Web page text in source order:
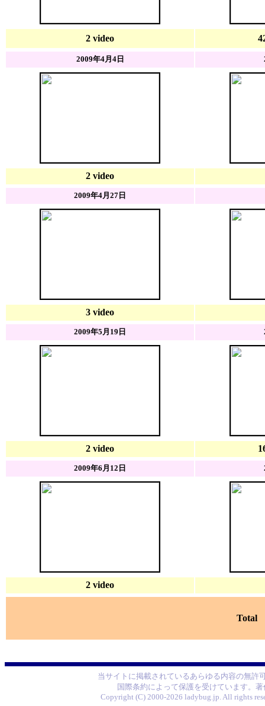
2 video
2009年4月4日
2 video
2009年4月27日
3 video
2009年5月19日
2 video
2009年6月12日
2 video
Total